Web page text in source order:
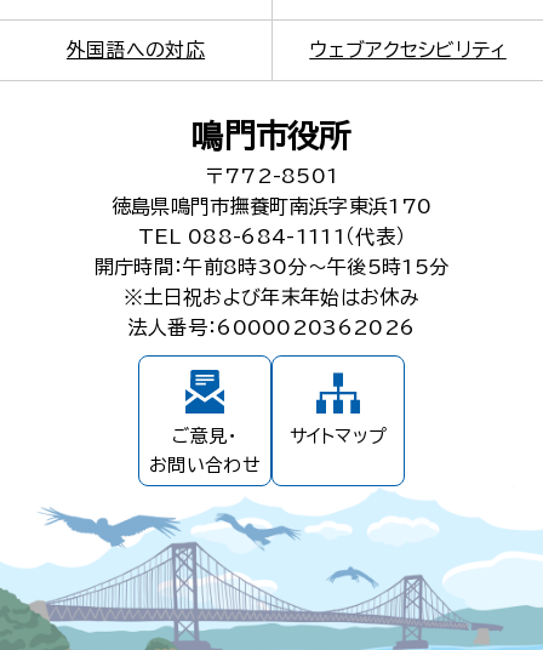
外国語への対応 ウェブアクセシビリティ
鳴門市役所
〒772-8501
徳島県鳴門市撫養町南浜字東浜170
TEL 088-684-1111（代表）
開庁時間：午前8時30分～午後5時15分
※土日祝および年末年始はお休み
法人番号：6000020362026
ご意見・
お問い合わせ
サイトマップ